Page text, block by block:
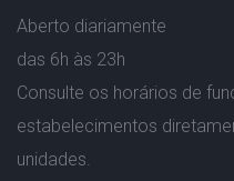
Aberto diariamente
das 6h às 23h
Consulte os horários de
estabelecimentos
unidades.